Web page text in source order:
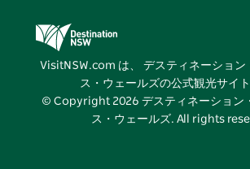
デスティネーション・ニュー・サウ
ズメディアセンター
ビビッド・シドニー
VisitNSW.com は、 デスティネーション
ス・ウェールズの公式観光サイト
© Copyright 2026 デスティネーション
ス・ウェールズ. All rights